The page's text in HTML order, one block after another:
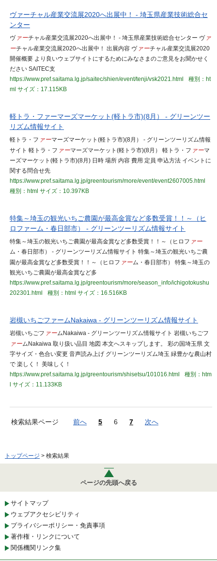
ヴァーチャル産業交流展2020へ出展中！ - 埼玉県産業技術総合セ
ンター
ヴァーチャル産業交流展2020へ出展中！ - 埼玉県産業技術総合センター ヴァ
ーチャル産業交流展2020へ出展中！ 出展内容 ヴァーチャル産業交流展2020
開催概要 より良いウェブサイトにするためにみなさまのご意見をお聞かせく
ださい SAITEC支
https://www.pref.saitama.lg.jp/saitec/shien/event/tenji/vsk2021.html
種別：ht
ml サイズ：17.115KB
軽トラ・ファーマーズマーケット(軽トラ市)(8月） - グリーンツー
リズム情報サイト
軽トラ・フ ァーマーズマーケット(軽トラ市)(8月） - グリーンツーリズム情報
サイト 軽トラ・フ ァーマーズマーケット(軽トラ市)(8月） 軽トラ・フ ァーマ
ーズマーケット(軽トラ市)(8月) 日時 場所 内容 費用 定員 申込方法 イベントに
関する問合せ先
https://www.pref.saitama.lg.jp/greentourism/more/event/event2607005.html
種別：html サイズ：10.397KB
特集～埼玉の観光いちご農園が最高金賞など多数受賞！！～（ヒ
ロファーム・春日部市） - グリーンツーリズム情報サイト
特集～埼玉の観光いちご農園が最高金賞など多数受賞！！～（ヒロフ ァー
ム・春日部市） - グリーンツーリズム情報サイト 特集～埼玉の観光いちご農
園が最高金賞など多数受賞！！～（ヒロフ ァーム・春日部市） 特集～埼玉の
観光いちご農園が最高金賞など多
https://www.pref.saitama.lg.jp/greentourism/more/season_info/ichigotokushu
202301.html
種別：html サイズ：16.516KB
岩槻いちごファームNakaiwa - グリーンツーリズム情報サイト
岩槻いちごフ ァームNakaiwa - グリーンツーリズム情報サイト 岩槻いちごフ
ァームNakaiwa 取り扱い品目 地図 本文へスキップします。 彩の国埼玉県 文
字サイズ・色合い変更 音声読み上げ グリーンツーリズム埼玉 緑豊かな農山村
で 楽しく！ 美味しく！
https://www.pref.saitama.lg.jp/greentourism/shisetsu/101016.html
種別：htm
サイズ：11.133KB
検索結果ページ 前へ 5 6 7 次へ
トップページ > 検索結果
ページの先頭へ戻る
サイトマップ
ウェブアクセシビリティ
プライバシーポリシー・免責事項
著作権・リンクについて
関係機関リンク集